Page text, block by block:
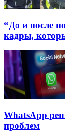
“До и после
кадры,
WhatsApp
проблем